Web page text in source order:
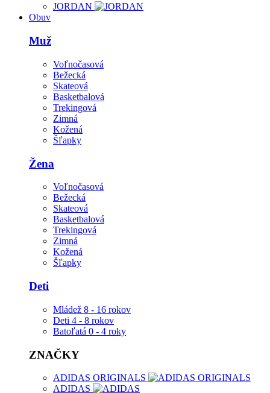
JORDAN
Obuv
Muž
Voľnočasová
Bežecká
Skateová
Basketbalová
Trekingová
Zimná
Kožená
Šľapky
Žena
Voľnočasová
Bežecká
Skateová
Basketbalová
Trekingová
Zimná
Kožená
Šľapky
Deti
Mládež 8 - 16 rokov
Deti 4 - 8 rokov
Batoľatá 0 - 4 roky
ZNAČKY
ADIDAS ORIGINALS
ADIDAS